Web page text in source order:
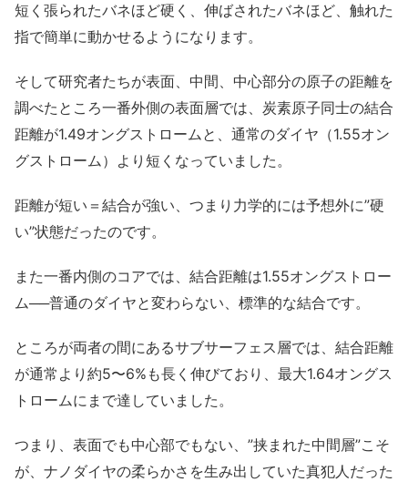
短く張られたバネほど硬く、伸ばされたバネほど、触れた
指で簡単に動かせるようになります。
そして研究者たちが表面、中間、中心部分の原子の距離を
調べたところ一番外側の表面層では、炭素原子同士の結合
距離が1.49オングストロームと、通常のダイヤ（1.55オン
グストローム）より短くなっていました。
距離が短い＝結合が強い、つまり力学的には予想外に”硬
い”状態だったのです。
また一番内側のコアでは、結合距離は1.55オングストロー
ム──普通のダイヤと変わらない、標準的な結合です。
ところが両者の間にあるサブサーフェス層では、結合距離
が通常より約5〜6%も長く伸びており、最大1.64オングス
トロームにまで達していました。
つまり、表面でも中心部でもない、”挟まれた中間層”こそ
が、ナノダイヤの柔らかさを生み出していた真犯人だった